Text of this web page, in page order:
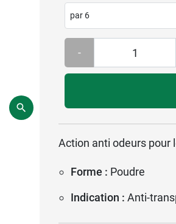
par 6
-
Action anti odeurs pour
Forme : Poudre
Indication : Anti-